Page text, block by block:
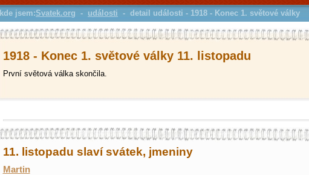
1918 - Konec 1. světové války 11. listopadu
První světová válka skončila.
11. listopadu slaví svátek, jmeniny
Martin
kde jsem:Svatek.org - události - detail události - 1918 - Konec 1. světové války